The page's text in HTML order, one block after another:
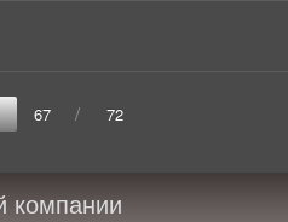
67 / 72
компании